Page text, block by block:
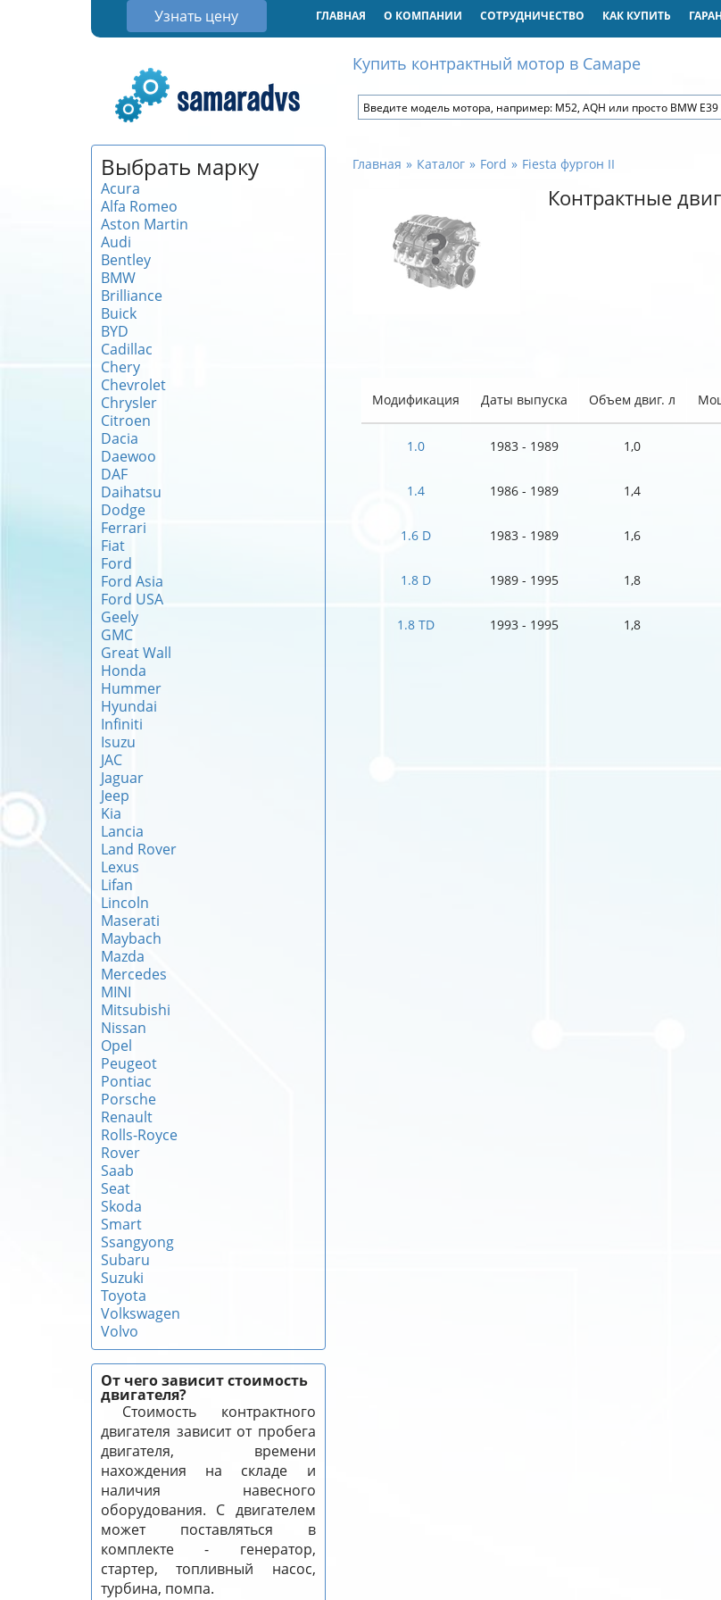
Узнать цену ГЛАВНАЯ О КОМПАНИИ СОТРУДНИЧЕСТВО КАК КУПИТЬ
Купить контрактный мотор в Самаре
Выбрать марку
Acura
Alfa Romeo
Aston Martin
Audi
Bentley
BMW
Brilliance
Buick
BYD
Cadillac
Chery
Chevrolet
Chrysler
Citroen
Dacia
Daewoo
DAF
Daihatsu
Dodge
Ferrari
Fiat
Ford
Ford Asia
Ford USA
Geely
GMC
Great Wall
Honda
Hummer
Hyundai
Infiniti
Isuzu
JAC
Jaguar
Jeep
Kia
Lancia
Land Rover
Lexus
Lifan
Lincoln
Maserati
Maybach
Mazda
Mercedes
MINI
Mitsubishi
Nissan
Opel
Peugeot
Pontiac
Porsche
Renault
Rolls-Royce
Rover
Saab
Seat
Skoda
Smart
Ssangyong
Subaru
Suzuki
Toyota
Volkswagen
Volvo
От чего зависит стоимость
двигателя?
Стоимость контрактного
двигателя зависит от пробега
двигателя, времени
нахождения на складе и
наличия навесного
оборудования. С двигателем
может поставляться в
комплекте - генератор,
стартер, топливный насос,
турбина, помпа.
Главная Каталог Ford Fiesta фургон II
Контрактные
Модификация Даты выпуска Объем двиг. л
1.0 1983 - 1989 1,0
1.4 1986 - 1989 1,4
1.6 D 1983 - 1989 1,6
1.8 D 1989 - 1995 1,8
1.8 TD 1993 - 1995 1,8